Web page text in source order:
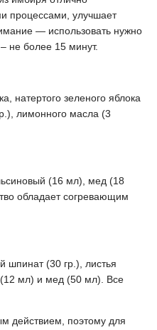
процессами, улучшает
— использовать нужно
не более 15 минут.
натертого зеленого яблока
лимонного масла (3
(16 мл), мед (18
обладает согревающим
шпинат (30 гр.), листья
мл) и мед (50 мл). Все
действием, поэтому для